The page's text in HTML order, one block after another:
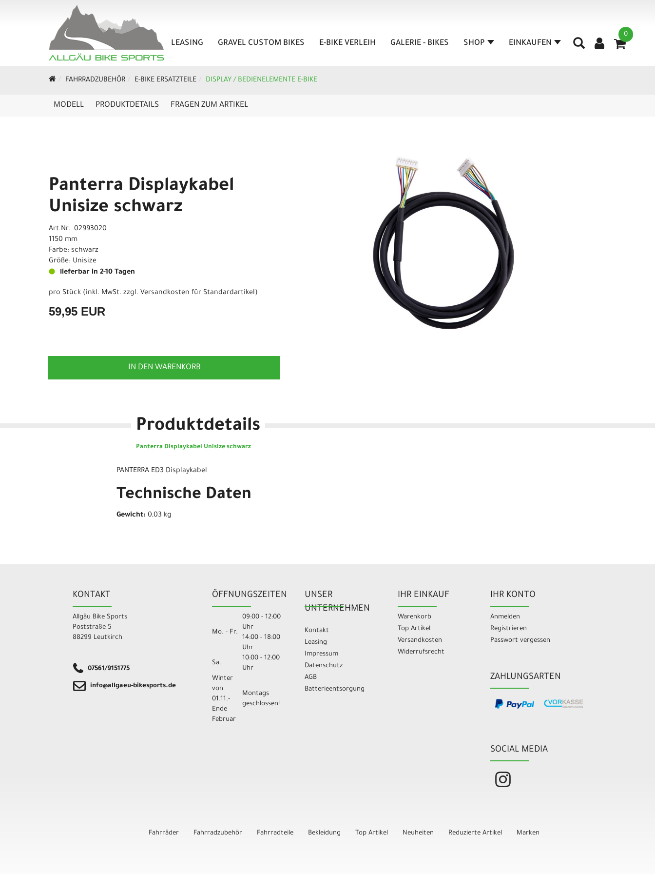
0
LEASING GRAVEL CUSTOM BIKES E-BIKE VERLEIH GALERIE - BIKES SHOP EINKAUFEN
FAHRRADZUBEHÖR E-BIKE ERSATZTEILE DISPLAY / BEDIENELEMENTE E-BIKE
MODELL PRODUKTDETAILS FRAGEN ZUM ARTIKEL
Panterra Displaykabel
Unisize schwarz
Art.Nr. 02993020
1150 mm
Farbe: schwarz
Größe: Unisize
lieferbar in 2-10 Tagen
pro Stück (inkl. MwSt. zzgl. Versandkosten für Standardartikel)
59,95 EUR
IN DEN WARENKORB
Produktdetails
Panterra Displaykabel Unisize schwarz
PANTERRA ED3 Displaykabel
Technische Daten
Gewicht: 0,03 kg
KONTAKT
Allgäu Bike Sports
Poststraße 5
88299 Leutkirch
07561/9151775
info@allgaeu-bikesports.de
ÖFFNUNGSZEITEN
Mo. - Fr.
09:00 - 12:00
Uhr
14:00 - 18:00
Uhr
Sa.
10:00 - 12:00
Uhr
Winter
von
01.11.-
Ende
Februar
Montags
geschlossen!
UNSER
UNTERNEHMEN
Kontakt
Leasing
Impressum
Datenschutz
AGB
Batterieentsorgung
IHR EINKAUF
Warenkorb
Top Artikel
Versandkosten
Widerrufsrecht
IHR KONTO
Anmelden
Registrieren
Passwort vergessen
ZAHLUNGSARTEN
SOCIAL MEDIA
Fahrräder Fahrradzubehör Fahrradteile Bekleidung Top Artikel Neuheiten Reduzierte Artikel Marken